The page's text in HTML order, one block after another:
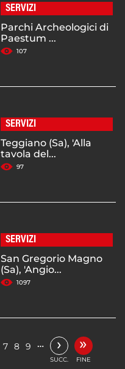
SERVIZI
Parchi Archeologici di
Paestum ...
107
SERVIZI
Teggiano (Sa), 'Alla
tavola del...
97
SERVIZI
San Gregorio Magno
(Sa), 'Angio...
1097
7 8 9 … ›
SUCC.
»
FINE